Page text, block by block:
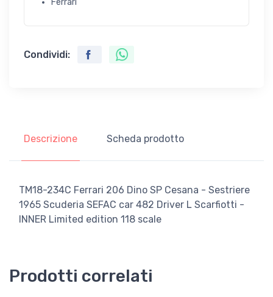
Ferrari
Condividi:
Descrizione Scheda prodotto
TM18-234C Ferrari 206 Dino SP Cesana - Sestriere
1965 Scuderia SEFAC car 482 Driver L Scarfiotti -
INNER Limited edition 118 scale
Prodotti correlati